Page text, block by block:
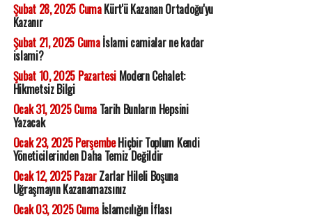
Şubat 28, 2025 CumaKürt'ü Kazanan Ortadoğu'yu
Kazanır
Şubat 21, 2025 Cumaİslami camialar ne kadar
islami?
Şubat 10, 2025 PazartesiModern Cehalet:
Hikmetsiz Bilgi
Ocak 31, 2025 CumaTarih Bunların Hepsini
Yazacak
Ocak 23, 2025 PerşembeHiçbir Toplum Kendi
Yöneticilerinden Daha Temiz Değildir
Ocak 12, 2025 PazarZarlar Hileli Boşuna
Uğraşmayın Kazanamazsınız
Ocak 03, 2025 Cumaİslamcılığın İflası